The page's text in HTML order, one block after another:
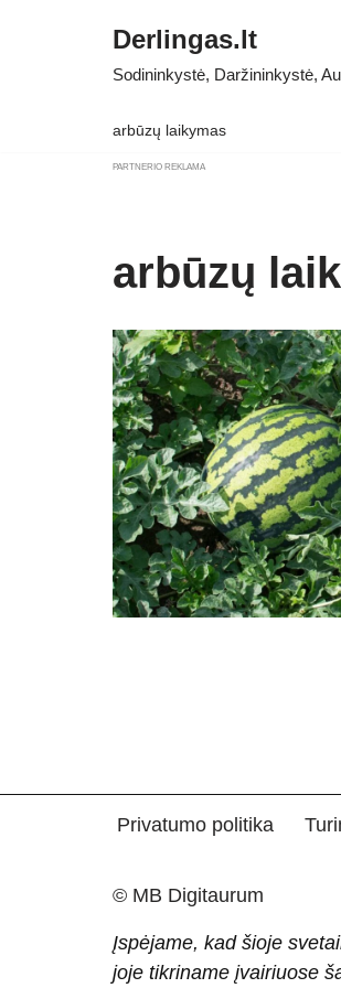
Derlingas.lt
Sodininkystė, Daržininkystė,
arbūzų laikymas
PARTNERIO REKLAMA
arbūzų
Privatumo politika
© MB Digitaurum
Įspėjame, kad šioje
joje tikriname įvairiuose